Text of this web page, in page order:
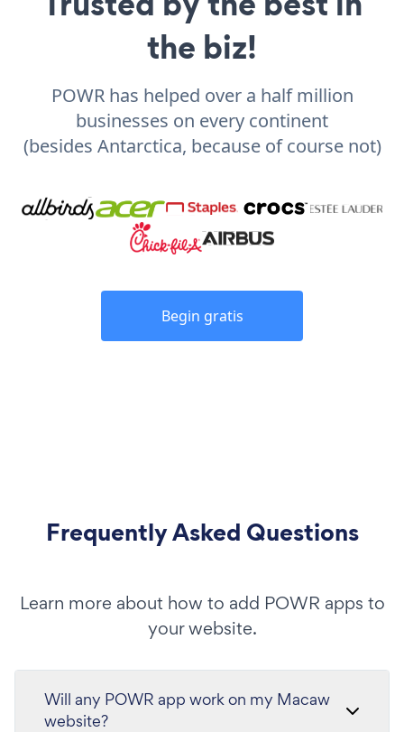
the biz!
POWR has helped over a half million
businesses on every continent
(besides Antarctica, because of course not)
Begin gratis
Frequently Asked Questions
Learn more about how to add POWR apps to
your website.
Will any POWR app work on my Macaw
website?